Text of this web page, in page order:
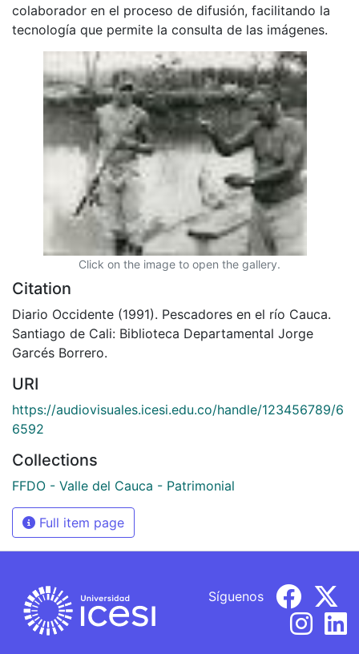
colaborador en el proceso de difusión, facilitando la
tecnología que permite la consulta de las imágenes.
Click on the image to open the gallery.
Citation
Diario Occidente (1991). Pescadores en el río Cauca.
Santiago de Cali: Biblioteca Departamental Jorge
Garcés Borrero.
URI
https://audiovisuales.icesi.edu.co/handle/123456789/6
6592
Collections
FFDO - Valle del Cauca - Patrimonial
Full item page
Síguenos